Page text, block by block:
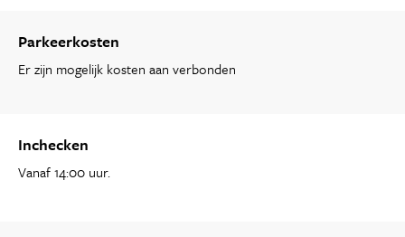
Parkeerkosten
Er zijn mogelijk kosten aan verbonden
Inchecken
Vanaf 14:00 uur.